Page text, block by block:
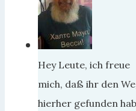
Hey Leute, ich freue
mich, daß ihr den
hierher gefunden